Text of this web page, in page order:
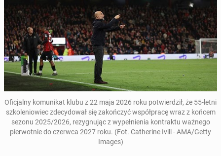
Ofi­cjal­ny ko­mu­ni­kat klubu z 22 maja 2026 roku po­twier­dził, że 55-letni
szko­le­nio­wiec zde­cy­do­wał się za­koń­czyć współ­pra­cę wraz z końcem
sezonu 2025/2026, re­zy­gnu­jąc z wy­peł­nie­nia kon­trak­tu ważnego
pier­wot­nie do czerwca 2027 roku. (Fot. Ca­the­ri­ne Ivill - AMA/Getty
Images)